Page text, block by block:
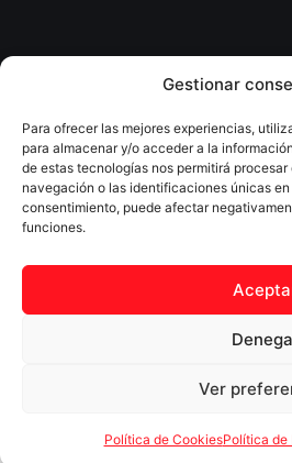
Gestionar
Para ofrecer las mejores experiencias,
para almacenar y/o acceder a la
de estas tecnologías nos permitirá
navegación o las identificaciones únicas
consentimiento, puede afectar
funciones.
Ver
Política de CookiesPolítica de
Copyright © 2025 Federación
Desarrollado por
Aviso Legal